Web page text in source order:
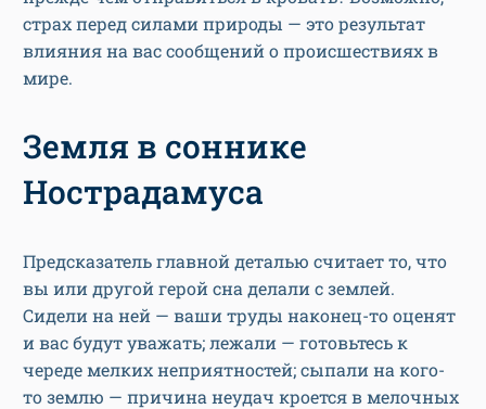
страх перед силами природы — это результат
влияния на вас сообщений о происшествиях в
мире.
Земля в соннике
Нострадамуса
Предсказатель главной деталью считает то, что
вы или другой герой сна делали с землей.
Сидели на ней — ваши труды наконец-то оценят
и вас будут уважать; лежали — готовьтесь к
череде мелких неприятностей; сыпали на кого-
то землю — причина неудач кроется в мелочных